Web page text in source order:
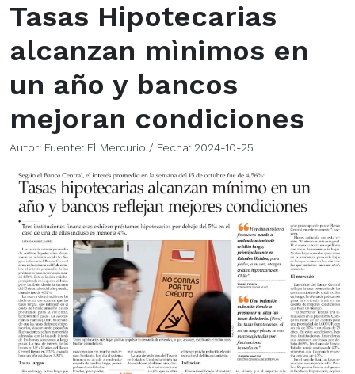
Tasas Hipotecarias
alcanzan mìnimos en
un año y bancos
mejoran condiciones
Autor: Fuente: El Mercurio / Fecha: 2024-10-25